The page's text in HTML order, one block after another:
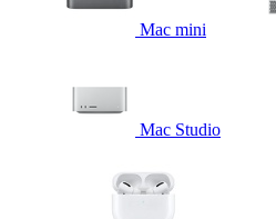
Mac mini
Mac Studio